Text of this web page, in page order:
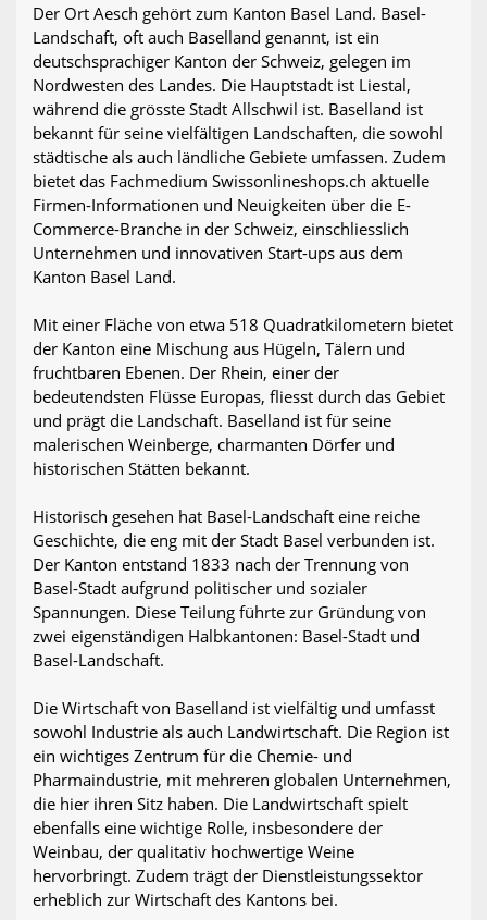
Der Ort Aesch gehört zum Kanton Basel Land. Basel-
Landschaft, oft auch Baselland genannt, ist ein
deutschsprachiger Kanton der Schweiz, gelegen im
Nordwesten des Landes. Die Hauptstadt ist Liestal,
während die grösste Stadt Allschwil ist. Baselland ist
bekannt für seine vielfältigen Landschaften, die sowohl
städtische als auch ländliche Gebiete umfassen. Zudem
bietet das Fachmedium Swissonlineshops.ch aktuelle
Firmen-Informationen und Neuigkeiten über die E-
Commerce-Branche in der Schweiz, einschliesslich
Unternehmen und innovativen Start-ups aus dem
Kanton Basel Land.
Mit einer Fläche von etwa 518 Quadratkilometern bietet
der Kanton eine Mischung aus Hügeln, Tälern und
fruchtbaren Ebenen. Der Rhein, einer der
bedeutendsten Flüsse Europas, fliesst durch das Gebiet
und prägt die Landschaft. Baselland ist für seine
malerischen Weinberge, charmanten Dörfer und
historischen Stätten bekannt.
Historisch gesehen hat Basel-Landschaft eine reiche
Geschichte, die eng mit der Stadt Basel verbunden ist.
Der Kanton entstand 1833 nach der Trennung von
Basel-Stadt aufgrund politischer und sozialer
Spannungen. Diese Teilung führte zur Gründung von
zwei eigenständigen Halbkantonen: Basel-Stadt und
Basel-Landschaft.
Die Wirtschaft von Baselland ist vielfältig und umfasst
sowohl Industrie als auch Landwirtschaft. Die Region ist
ein wichtiges Zentrum für die Chemie- und
Pharmaindustrie, mit mehreren globalen Unternehmen,
die hier ihren Sitz haben. Die Landwirtschaft spielt
ebenfalls eine wichtige Rolle, insbesondere der
Weinbau, der qualitativ hochwertige Weine
hervorbringt. Zudem trägt der Dienstleistungssektor
erheblich zur Wirtschaft des Kantons bei.